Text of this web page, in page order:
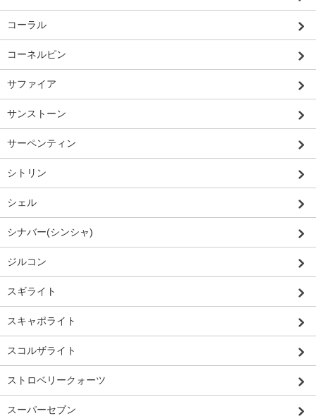
コーラル
コーネルピン
サファイア
サンストーン
サーペンティン
シトリン
シェル
シナバー(シンシャ)
ジルコン
スギライト
スキャポライト
スコルザライト
ストロベリークォーツ
スーパーセブン